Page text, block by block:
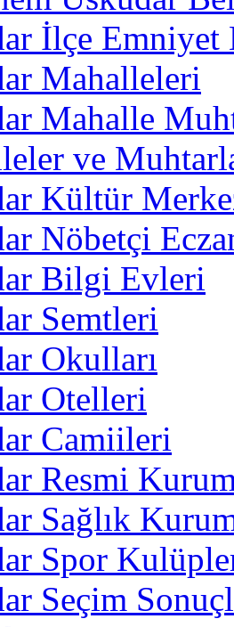
İlçe
Mahalleleri
Mahalle
ve
Kültür
Nöbetçi
Bilgi Evleri
Semtleri
Okulları
Otelleri
Camiileri
Resmi
Sağlık
Spor
Seçim